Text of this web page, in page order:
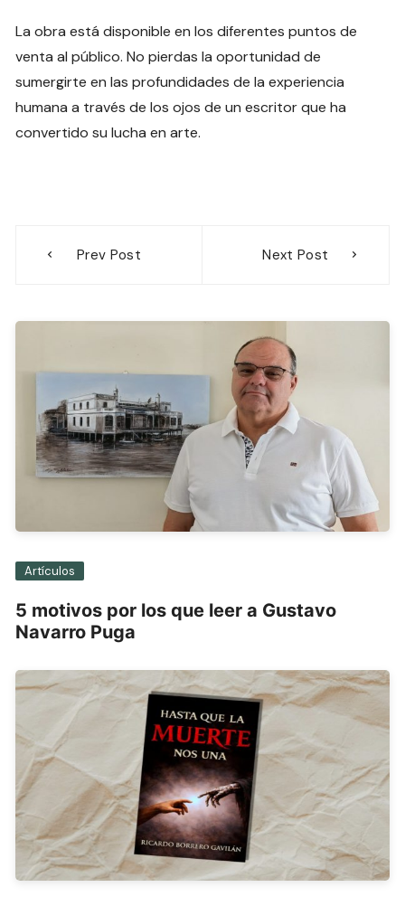
La obra está disponible en los diferentes puntos de
venta al público. No pierdas la oportunidad de
sumergirte en las profundidades de la experiencia
humana a través de los ojos de un escritor que ha
convertido su lucha en arte.
Prev Post Next Post
Artículos
5 motivos por los que leer a Gustavo
Navarro Puga